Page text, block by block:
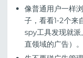
像普通用户一样
子，看看1-2个来
spy工具发现就
直领域的广告）。